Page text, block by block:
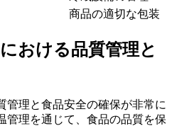
商品の適切な包装
おける品質管理と
管理と食品安全の確保が非常に
管理を通じて、食品の品質を保